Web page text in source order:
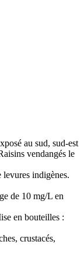
au sud, sud-est
vendangés le
indigènes.
de 10 mg/L en
en bouteilles :
crustacés,